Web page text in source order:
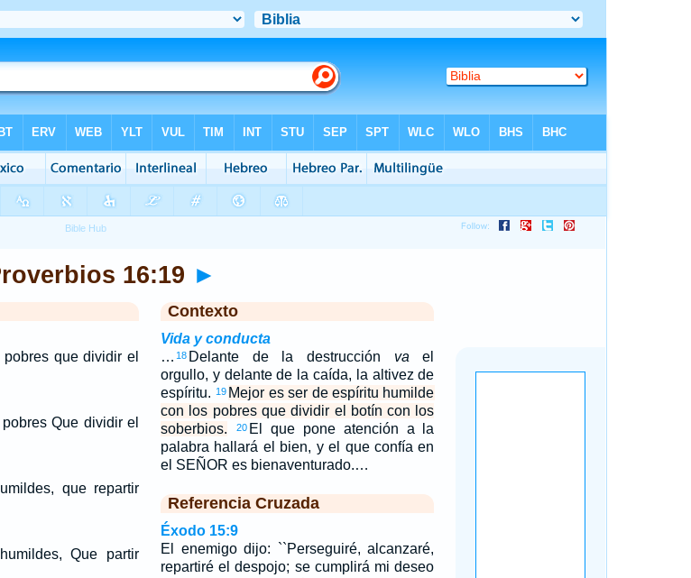
16:19 ►
que dividir el
Que dividir el
que repartir
Que partir
Contexto
Vida y conducta
… 18 Delante de la destrucción va el
orgullo, y delante de la caída, la altivez de
espíritu. 19 Mejor es ser de espíritu humilde
con los pobres que dividir el botín con los
soberbios.
20 El que pone atención a la
palabra hallará el bien, y el que confía en
el SEÑOR es bienaventurado.…
Referencia Cruzada
Éxodo 15:9
El enemigo dijo: ``Perseguiré, alcanzaré,
repartiré el despojo; se cumplirá mi deseo